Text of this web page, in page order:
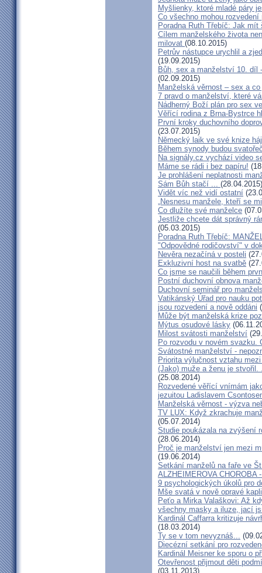
Myšlienky, ktoré mladé páry
Co všechno mohou
Poradna Ruth Třebíč: Jak
Cílem manželského života
milovat (08.10.2015)
Petrův nástupce urychlil a
(19.09.2015)
Bůh, sex a manželství 10. díl
(02.09.2015)
Manželská věrnost – sex a
7 pravd o manželství, které
Nádherný Boží plán pro sex
Věřící rodina z Brna-Bystrce
První kroky duchovního
(23.07.2015)
Německý laik ve své knize
Během synody budou
Na signály.cz vychází video
Máme se rádi i bez papíru!
Je prohlášení neplatnosti
Sám Bůh stačí ... (28.04.2015)
Vidět víc než vidí ostatní
„Nesnesu manžele, kteří se
Co dlužíte své manželce
Jestliže chcete dát správný
(05.03.2015)
Poradna Ruth Třebíč:
"Odpovědné rodičovství" v
Nevěra nezačíná v posteli
Exkluzivní host na svatbě
Co jsme se naučili během
Postní duchovní obnova
Duchovní seminář pro
Vatikánský Úřad pro nauku
jsou rozvedení a nově oddáni
Může být manželská krize
Mýtus osudové lásky
Milost svátosti manželství
Po rozvodu v novém svazku.
Svátostné manželství -
Priorita výlučnost vztahu
(Jako) muže a ženu je
(25.08.2014)
Rozvedené věřící vnímám
jezuitou Ladislavem
Manželská věrnost - výzva
TV LUX: Když zkrachuje
(05.07.2014)
Studie poukázala na zvýšení
(28.06.2014)
Proč je manželství jen mezi
(19.06.2014)
Setkání manželů na faře ve
ALZHEIMEROVA CHOROBA
9 psychologických úkolů pro
Mše svatá v nově opravé
Peťo a Mirka Valaškovi: Až
všechny masky a iluze, jací
Kardinál Caffarra kritizuje
(18.03.2014)
Ty se v tom nevyznáš...
Diecézní setkání pro
Kardinál Meisner ke sporu o
Otevřenost přijmout děti
(03.11.2013)